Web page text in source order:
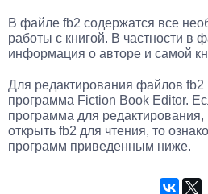
В файле fb2 содержатся все
работы с книгой. В частности в
информация о авторе и самой
Для редактирования файлов fb2
программа Fiction Book Editor.
программа для редактирования,
открыть fb2 для чтения, то
программ приведенным ниже.